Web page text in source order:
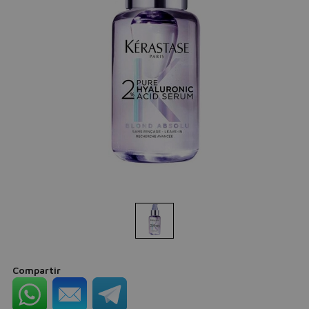
Compartir